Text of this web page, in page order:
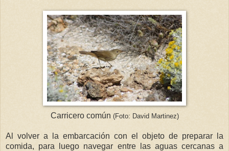
Carricero común (Foto: David Martinez)
Al volver a la embarcación con el objeto de preparar la
comida, para luego navegar entre las aguas cercanas a